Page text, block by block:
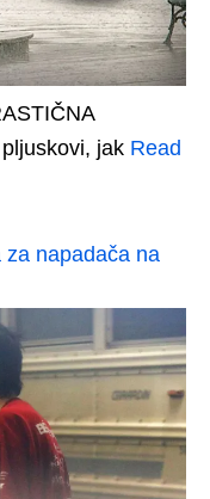
jak Read
za napadača na